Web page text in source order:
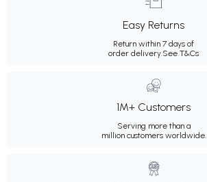
Easy Returns
Return within 7 days of
order delivery.See T&Cs
1M+ Customers
Serving more than a
million customers worldwide.